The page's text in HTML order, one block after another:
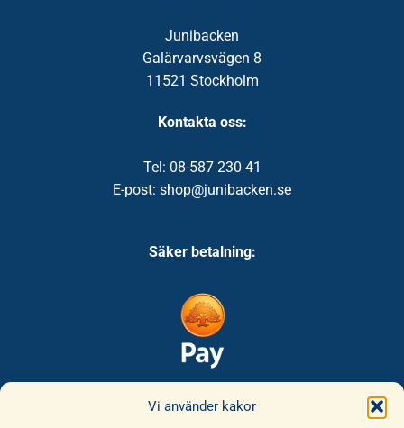
Vi använder kakor
Junibacken
Galärvarvsvägen 8
11521 Stockholm
Kontakta oss:
Tel: 08-587 230 41
E-post: shop@junibacken.se
Säker betalning:
Säker leverans: